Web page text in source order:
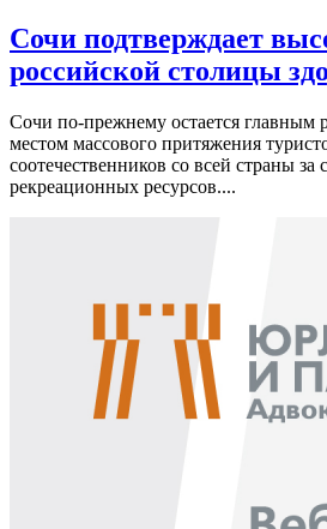
Сочи подтверждает
российской столицы
Сочи по-прежнему остается главным
местом массового притяжения
соотечественников со всей страны за
рекреационных ресурсов....